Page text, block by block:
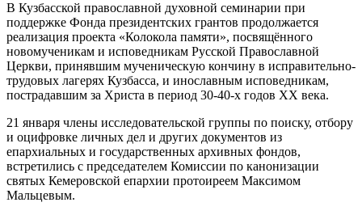
В Кузбасской православной духовной семинарии при
поддержке Фонда президентских грантов продолжается
реализация проекта «Колокола памяти», посвящённого
новомученикам и исповедникам Русской Православной
Церкви, принявшим мученическую кончину в исправительно-
трудовых лагерях Кузбасса, и инославным исповедникам,
пострадавшим за Христа в период 30-40-х годов XX века.
21 января члены исследовательской группы по поиску, отбору
и оцифровке личных дел и других документов из
епархиальных и государственных архивных фондов,
встретились с председателем Комиссии по канонизации
святых Кемеровской епархии протоиреем Максимом
Мальцевым.